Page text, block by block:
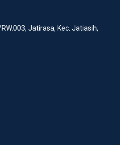
Jatirasa, Kec. Jatiasih,